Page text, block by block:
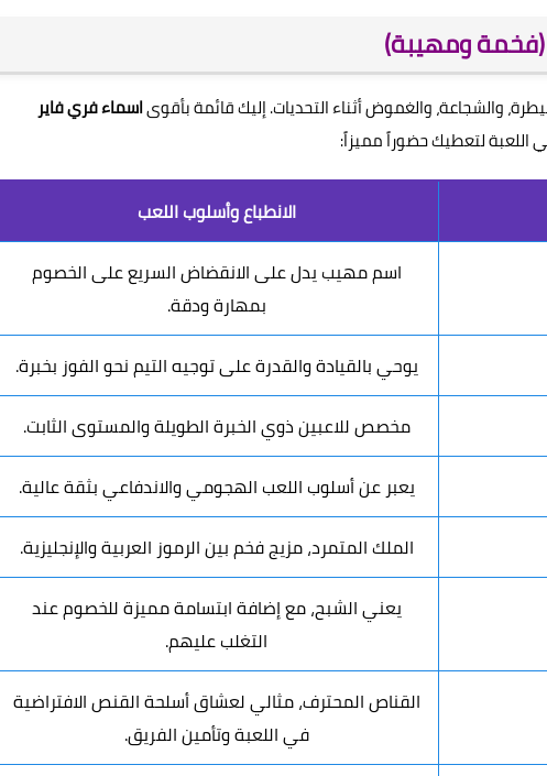
(فخمة ومهيبة)
والشجاعة، والغموض أثناء التحديات. إليك قائمة بأقوىاسماء فري فاير
اللعبة لتعطيك حضوراً مميزاً:
الانطباع وأسلوب اللعب
اسم مهيب يدل على الانقضاض السريع على الخصوم
بمهارة ودقة.
يوحي بالقيادة والقدرة على توجيه التيم نحو الفوز بخبرة.
مخصص للاعبين ذوي الخبرة الطويلة والمستوى الثابت.
يعبر عن أسلوب اللعب الهجومي والاندفاعي بثقة عالية.
الملك المتمرد، مزيج فخم بين الرموز العربية والإنجليزية.
يعني الشبح، مع إضافة ابتسامة مميزة للخصوم عند
التغلب عليهم.
القناص المحترف، مثالي لعشاق أسلحة القنص الافتراضية
في اللعبة وتأمين الفريق.